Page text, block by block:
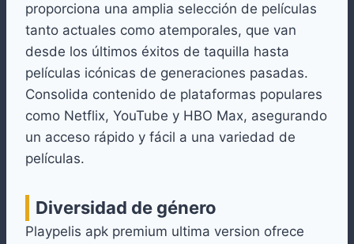
proporciona una amplia selección de películas
tanto actuales como atemporales, que van
desde los últimos éxitos de taquilla hasta
películas icónicas de generaciones pasadas.
Consolida contenido de plataformas populares
como Netflix, YouTube y HBO Max, asegurando
un acceso rápido y fácil a una variedad de
películas.
Diversidad de género
Playpelis apk premium ultima version ofrece